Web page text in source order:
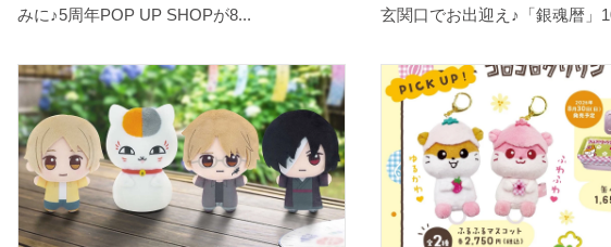
みに♪5周年POP UP SHOPが8...
玄関口でお出迎え♪「銀魂暦」